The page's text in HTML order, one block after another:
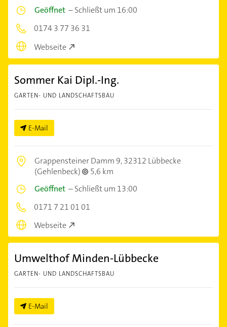
Geöffnet –Schließt um 16:00
0174 3 77 36 31
Webseite
Sommer Kai Dipl.-Ing.
GARTEN- UND LANDSCHAFTSBAU
E-Mail
Grappensteiner Damm 9,32312 Lübbecke
(Gehlenbeck)
5,6 km
Geöffnet –Schließt um 13:00
0171 7 21 01 01
Webseite
Umwelthof Minden-Lübbecke
GARTEN- UND LANDSCHAFTSBAU
E-Mail